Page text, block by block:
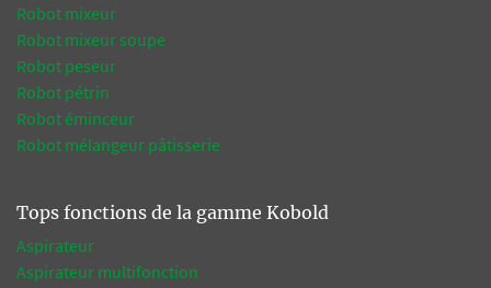
Robot mixeur
Robot mixeur soupe
Robot peseur
Robot pétrin
Robot éminceur
Robot mélangeur pâtisserie
Tops fonctions de la gamme Kobold
Aspirateur
Aspirateur multifonction